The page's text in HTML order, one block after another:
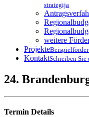
strategija
weitere
Projekte
KontaktSchreiben Sie
24.
Termin Details